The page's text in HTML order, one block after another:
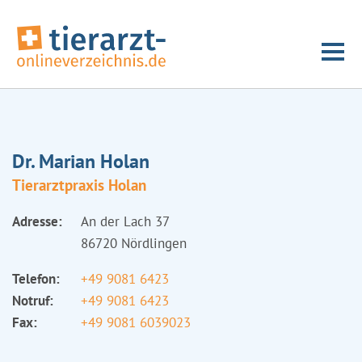
Dr. Marian Holan
Tierarztpraxis Holan
Adresse:
An der Lach 37
86720 Nördlingen
Telefon:
+49 9081 6423
Notruf:
+49 9081 6423
Fax:
+49 9081 6039023